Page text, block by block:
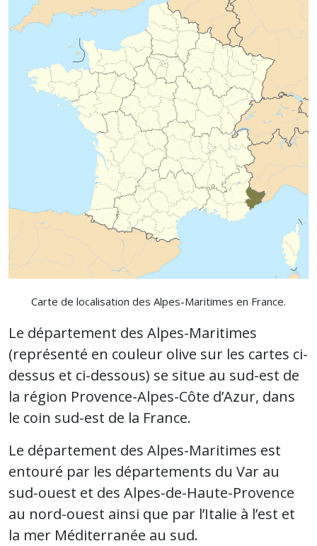
Carte de localisation des Alpes-Maritimes en France.
Le département des Alpes-Maritimes
(représenté en couleur olive sur les cartes ci-
dessus et ci-dessous) se situe au sud-est de
la région Provence-Alpes-Côte d’Azur, dans
le coin sud-est de la France.
Le département des Alpes-Maritimes est
entouré par les départements du Var au
sud-ouest et des Alpes-de-Haute-Provence
au nord-ouest ainsi que par l’Italie à l’est et
la mer Méditerranée au sud.